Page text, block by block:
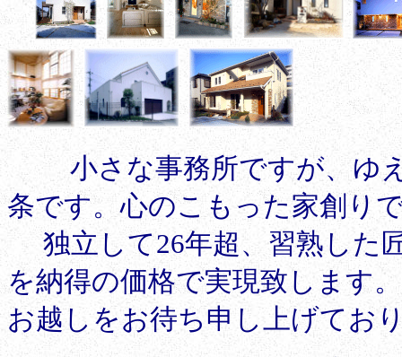
小さな事務所ですが、ゆ
条です。心のこもった家創り
独立して26年超、習熟した
を納得の価格で実現致します
お越しをお待ち申し上げてお